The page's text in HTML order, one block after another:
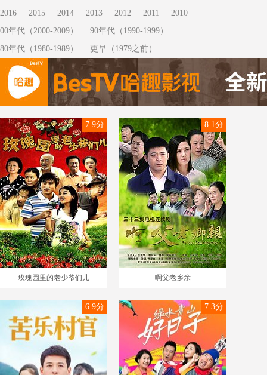
2016
2015 2014 2013 2012 2011
2010
00年代（2000-2009）
90年代（1990-1999）
80年代（1980-1989）
更早（1979之前）
玫瑰园里的老少爷们儿
7.9分
啊父老乡亲
8.1分
6.9分 7.3分